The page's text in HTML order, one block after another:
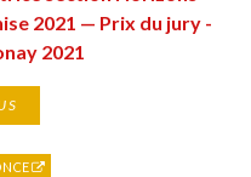
2021 — Prix du jury -
2021